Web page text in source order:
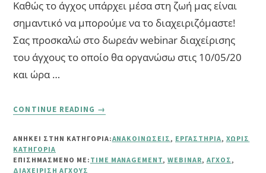
Καθώς το άγχος υπάρχει μέσα στη ζωή μας είναι
σημαντικό να μπορούμε να το διαχειριζόμαστε!
Σας προσκαλώ στο δωρεάν webinar διαχείρισης
του άγχους το οποίο θα οργανώσω στις 10/05/20
και ώρα …
CONTINUE READING
ABOUT
ΔΙΑΧΕΊΡΙΣΗ
–
ΔΩΡΕΆΝ
→
ΑΝΗΚΕΙ ΣΤΗΝ ΚΑΤΗΓΟΡΙΑ:ΑΝΑΚΟΙΝΏΣΕΙΣ, ΕΡΓΑΣΤΉΡΙΑ, ΧΩΡΊΣ
ΚΑΤΗΓΟΡΊΑ
ΕΠΙΣΗΜΑΣΜΈΝΟ ΜΕ: TIME MANAGEMENT,WEBINAR, ΆΓΧΟΣ,
ΔΙΑΧΕΊΡΙΣΗ ΆΓΧΟΥΣ